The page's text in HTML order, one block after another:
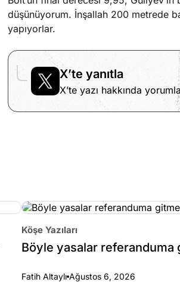
düşünüyorum. İnşallah 200 metrede
yapıyorlar.
X’te yanıtla
X’te yazı hakkında
Köşe Yazıları
Böyle yasalar referanduma
Fatih Altaylı Ağustos 6, 2026